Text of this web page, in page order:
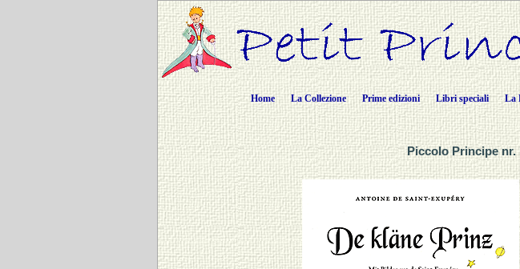
Home La Collezione Prime edizioni Libri speciali La
Piccolo Principe nr.